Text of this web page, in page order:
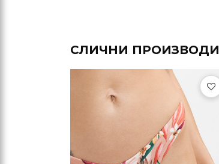
СЛИЧНИ ПРОИЗВОДИ